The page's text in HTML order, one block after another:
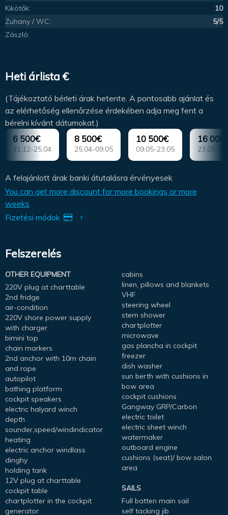
Kikötők:
10
Zuhany / WC:
5/5
Zászló:
Heti árlista €
(Tájékoztató bérleti árak hetente. A pontosabb ajánlat és
az elérhetőség ellenőrzése érdekében adja meg fent a
bérelni kívánt dátumokat.)
6 500€
31.12-25.04
8 500€
25.04-09.05
10 500€
09.05-23.05
16
23.05-
A felajánlott árak banki átutalásra érvényesek
You can get more discount for more bookings or more
weeks
Fizetési módok
Felszerelés
OTHER EQUIPMENT
220V plug at charttable
2nd fridge
air-condition
220V shore power supply
with charger
bimini top
chain markers
2nd anchor with 10m chain
and rope
autopilot
bathing platform
cockpit speakers
electric halyard winch
depth
sounder,speed/windindicator
heating
electric anchor windlass
dinghy
holding tank
12V plug at charttable
cockpit table
chartplotter in the cockpit
generator
cabins
linen, pillows and blankets
VHF
steering wheel
stern shower
chartplotter
microwave
gas plancha in cockpit
freezer
dish washer
sun berth with cushions in
bow area
cockpit cushions
Gangway GRP/Carbon
electric toilet
electric sheet winch
watermaker
outboard engine
cushions (seat)/ bow salon
area
SAILS
Full batten main sail
self tacking jib